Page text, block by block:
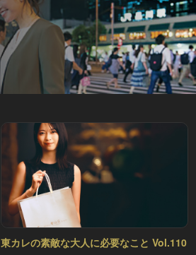
東カレの素敵な大人に必要なこと Vol.110